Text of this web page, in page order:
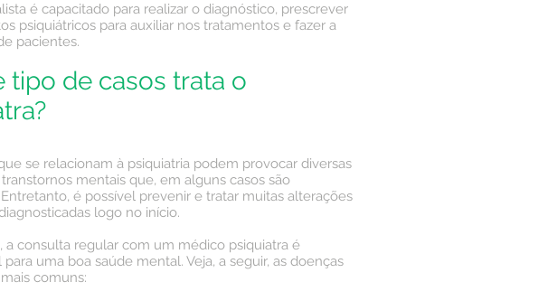
é capacitado para realizar o diagnóstico, prescrever
psiquiátricos para auxiliar nos tratamentos e fazer a
pacientes.
tipo de casos trata o
se relacionam à psiquiatria podem provocar diversas
mentais que, em alguns casos são
é possível prevenir e tratar muitas alterações
logo no início.
a consulta regular com um médico psiquiatra é
uma boa saúde mental. Veja, a seguir, as doenças
comuns: